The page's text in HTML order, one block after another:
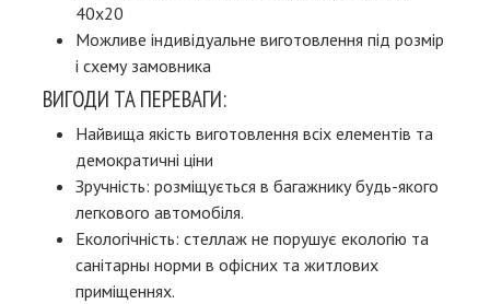
40х20
Можливе індивідуальне виготовлення під розмір
і схему замовника
ВИГОДИ ТА ПЕРЕВАГИ:
Найвища якість виготовлення всіх елементів та
демократичні ціни
Зручність: розміщується в багажнику будь-якого
легкового автомобіля.
Екологічність: стеллаж не порушує екологію та
санітарны норми в офісних та житлових
приміщеннях.